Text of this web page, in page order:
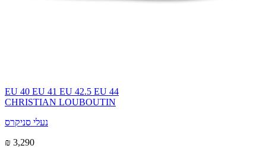
EU 40 EU 41 EU 42.5 EU 44
CHRISTIAN LOUBOUTIN
נעלי סניקרס
₪ 3,290